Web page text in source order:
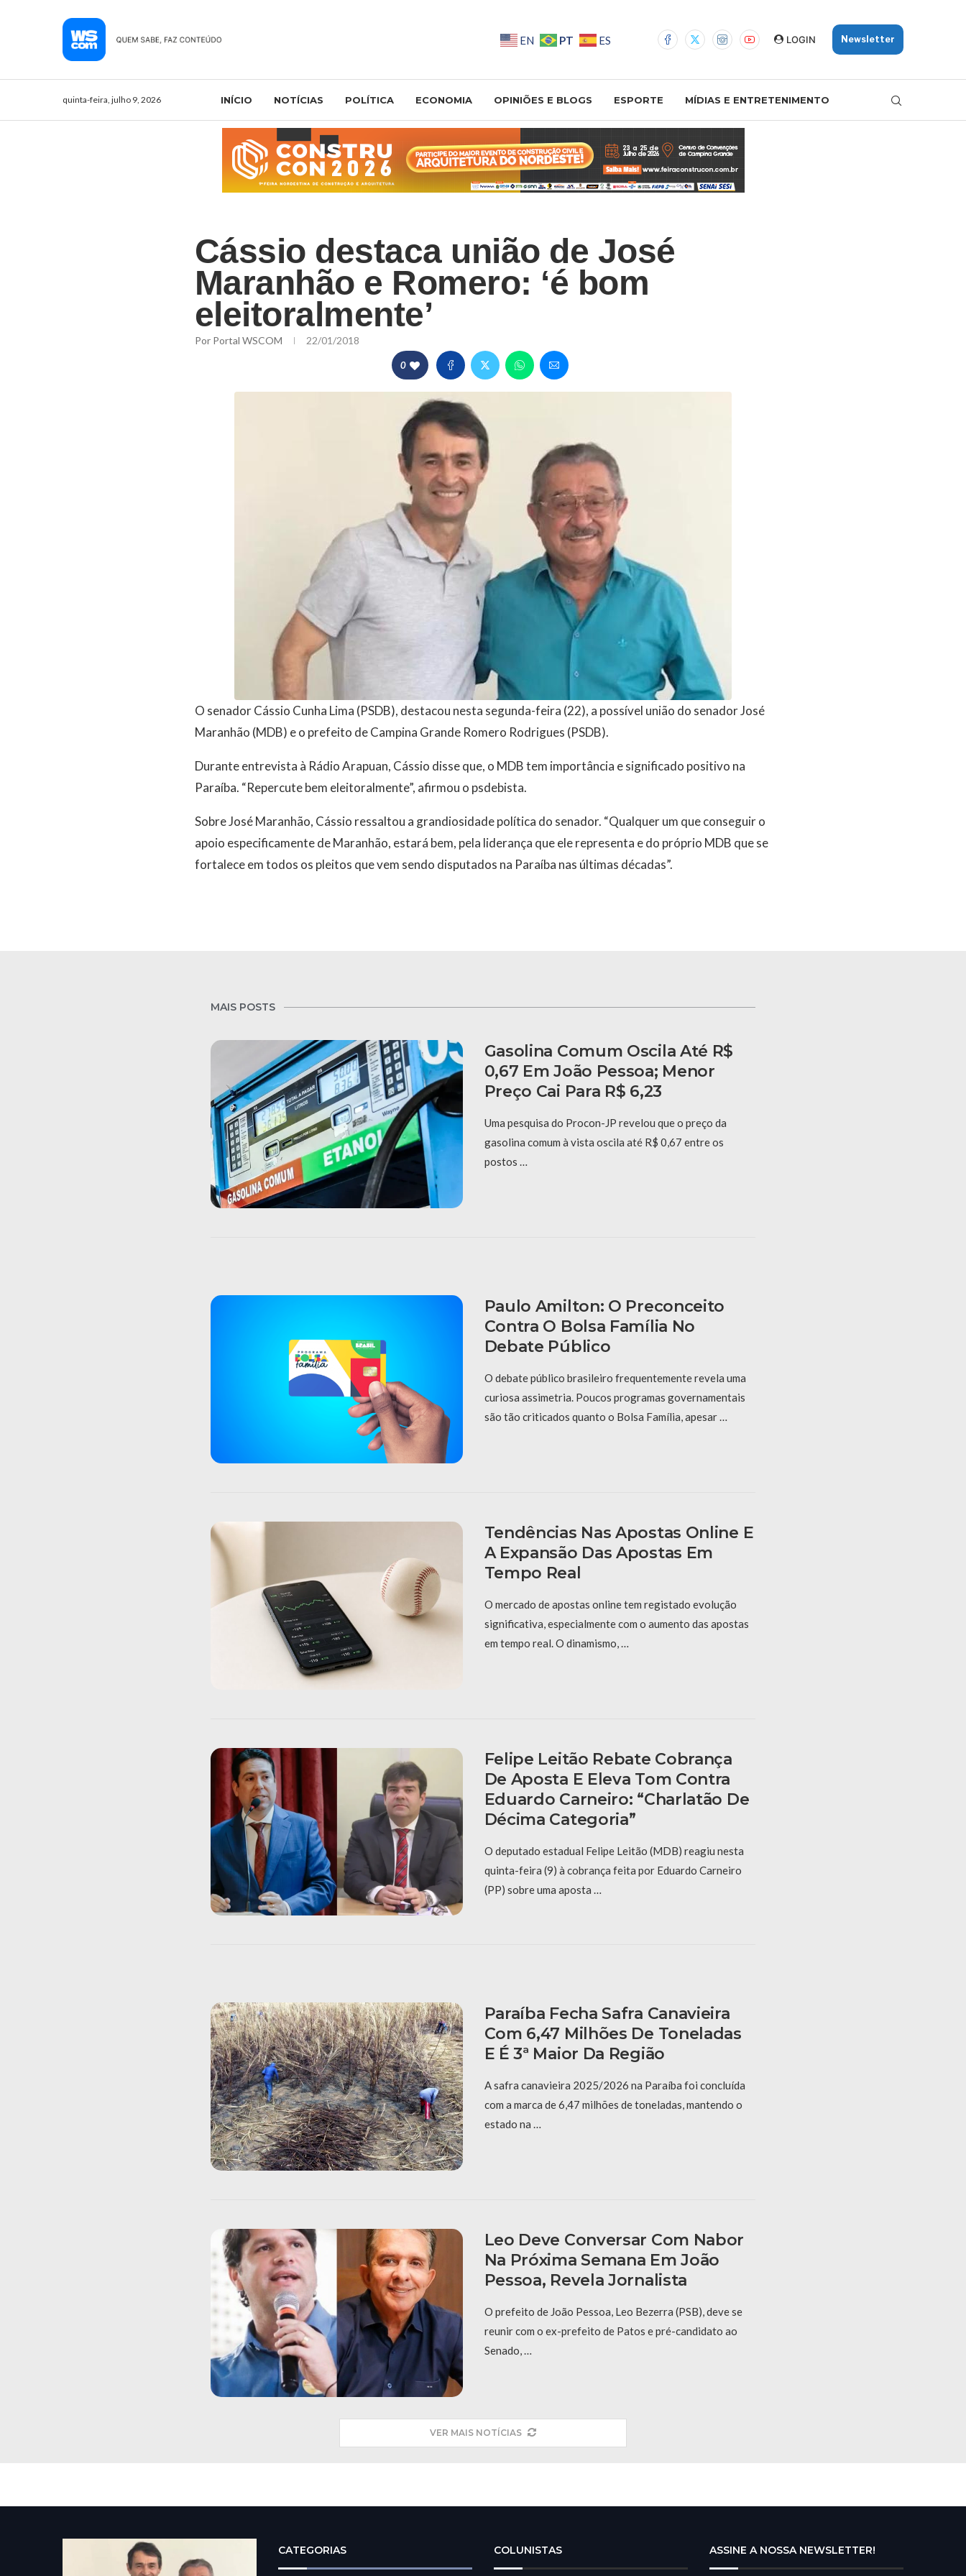
EN PT ES LOGIN Newsletter
quinta-feira, julho 9, 2026 INÍCIO NOTÍCIAS POLÍTICA ECONOMIA OPINIÕES E BLOGS ESPORTE MÍDIAS E ENTRETENIMENTO
Cássio destaca união de José
Maranhão e Romero: ‘é bom
eleitoralmente’
Por Portal WSCOM 22/01/2018
0
O senador Cássio Cunha Lima (PSDB), destacou nesta segunda-feira (22), a possível união do senador José
Maranhão (MDB) e o prefeito de Campina Grande Romero Rodrigues (PSDB).
Durante entrevista à Rádio Arapuan, Cássio disse que, o MDB tem importância e significado positivo na
Paraíba. “Repercute bem eleitoralmente”, afirmou o psdebista.
Sobre José Maranhão, Cássio ressaltou a grandiosidade política do senador. “Qualquer um que conseguir o
apoio especificamente de Maranhão, estará bem, pela liderança que ele representa e do próprio MDB que se
fortalece em todos os pleitos que vem sendo disputados na Paraíba nas últimas décadas”.
MAIS POSTS
Gasolina Comum Oscila Até R$
0,67 Em João Pessoa; Menor
Preço Cai Para R$ 6,23
Uma pesquisa do Procon-JP revelou que o preço da
gasolina comum à vista oscila até R$ 0,67 entre os
postos …
Paulo Amilton: O Preconceito
Contra O Bolsa Família No
Debate Público
O debate público brasileiro frequentemente revela uma
curiosa assimetria. Poucos programas governamentais
são tão criticados quanto o Bolsa Família, apesar …
Tendências Nas Apostas Online E
A Expansão Das Apostas Em
Tempo Real
O mercado de apostas online tem registado evolução
significativa, especialmente com o aumento das apostas
em tempo real. O dinamismo, …
Felipe Leitão Rebate Cobrança
De Aposta E Eleva Tom Contra
Eduardo Carneiro: “Charlatão De
Décima Categoria”
O deputado estadual Felipe Leitão (MDB) reagiu nesta
quinta-feira (9) à cobrança feita por Eduardo Carneiro
(PP) sobre uma aposta …
Paraíba Fecha Safra Canavieira
Com 6,47 Milhões De Toneladas
E É 3ª Maior Da Região
A safra canavieira 2025/2026 na Paraíba foi concluída
com a marca de 6,47 milhões de toneladas, mantendo o
estado na …
Leo Deve Conversar Com Nabor
Na Próxima Semana Em João
Pessoa, Revela Jornalista
O prefeito de João Pessoa, Leo Bezerra (PSB), deve se
reunir com o ex-prefeito de Patos e pré-candidato ao
Senado, …
VER MAIS NOTÍCIAS
CATEGORIAS COLUNISTAS ASSINE A NOSSA NEWSLETTER!